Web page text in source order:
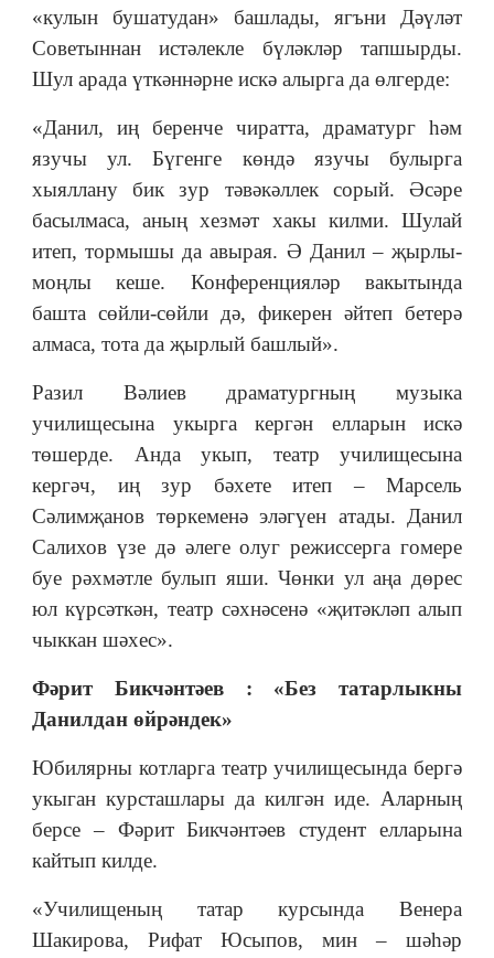
«кулын бушатудан» башлады, ягъни Дәүләт
Советыннан истәлекле бүләкләр тапшырды.
Шул арада үткәннәрне искә алырга да өлгерде:
«Данил, иң беренче чиратта, драматург һәм
язучы ул. Бүгенге көндә язучы булырга
хыяллану бик зур тәвәкәллек сорый. Әсәре
басылмаса, аның хезмәт хакы килми. Шулай
итеп, тормышы да авырая. Ә Данил – җырлы-
моңлы кеше. Конференцияләр вакытында
башта сөйли-сөйли дә, фикерен әйтеп бетерә
алмаса, тота да җырлый башлый».
Разил Вәлиев драматургның музыка
училищесына укырга кергән елларын искә
төшерде. Анда укып, театр училищесына
кергәч, иң зур бәхете итеп – Марсель
Сәлимҗанов төркеменә эләгүен атады. Данил
Салихов үзе дә әлеге олуг режиссерга гомере
буе рәхмәтле булып яши. Чөнки ул аңа дөрес
юл күрсәткән, театр сәхнәсенә «җитәкләп алып
чыккан шәхес».
Фәрит Бикчәнтәев : «Без татарлыкны
Данилдан өйрәндек»
Юбилярны котларга театр училищесында бергә
укыган курсташлары да килгән иде. Аларның
берсе – Фәрит Бикчәнтәев студент елларына
кайтып килде.
«Училищеның татар курсында Венера
Шакирова, Рифат Юсыпов, мин – шәһәр